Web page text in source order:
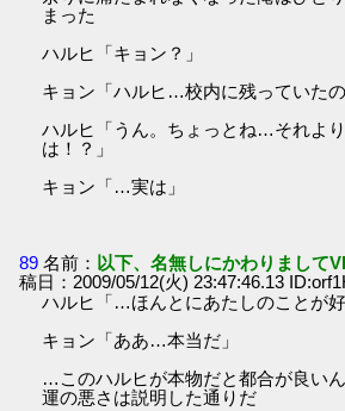
まった
ハルヒ「キョン？」
キョン「ハルヒ…校内に残っていたの
ハルヒ「うん。ちょっとね…それよ
は！？」
キョン「…実は」
89 名前： 以下、名無しにかわりまして
稿日：2009/05/12(火) 23:47:46.13
ハルヒ「…ほんとにあたしのことが
キョン「ああ…本当だ」
…このハルヒが本物だと都合が良い
運の悪さは説明した通りだ